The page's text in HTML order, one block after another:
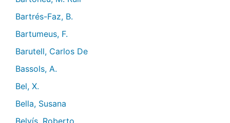
Bartrés-Faz, B.
Bartumeus, F.
Barutell, Carlos De
Bassols, A.
Bel, X.
Bella, Susana
Belvís, Roberto